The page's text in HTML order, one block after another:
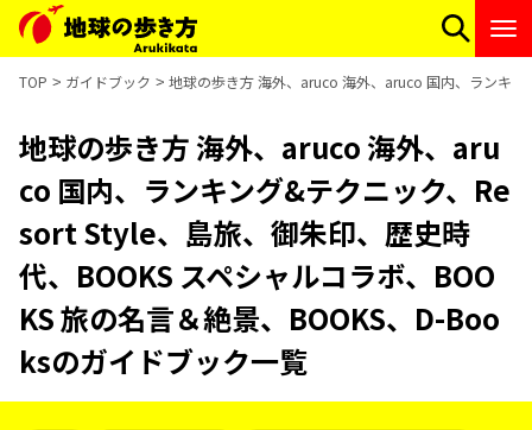
TOP ガイドブック 地球の歩き方 海外、aruco 海外、aruco 国内、ランキン
地球の歩き方 海外、aruco 海外、aru
co 国内、ランキング&テクニック、Re
sort Style、島旅、御朱印、歴史時
代、BOOKS スペシャルコラボ、BOO
KS 旅の名言＆絶景、BOOKS、D-Boo
ksのガイドブック一覧